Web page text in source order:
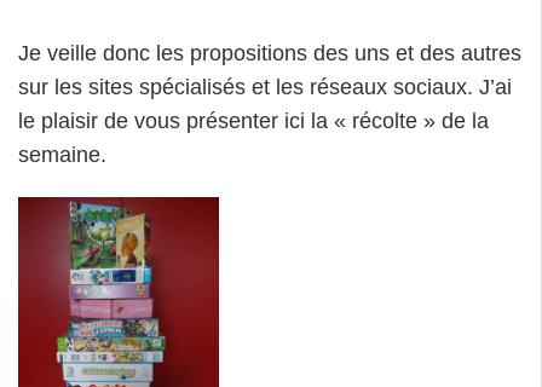
Je veille donc les propositions des uns et des autres
sur les sites spécialisés et les réseaux sociaux. J’ai
le plaisir de vous présenter ici la « récolte » de la
semaine.